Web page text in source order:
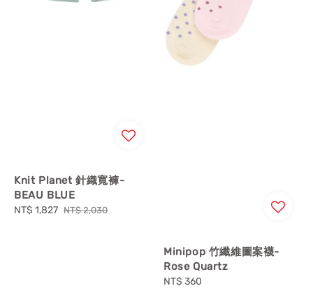
Knit Planet 針織寬褲-
BEAU BLUE
Sale
NT$ 1,827 Regular
NT$ 2,030
Minipop 竹纖維圖案襪-
Rose Quartz
Regular
NT$ 360